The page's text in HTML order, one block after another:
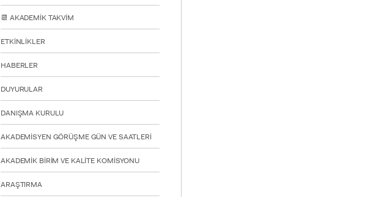
📆 AKADEMİK TAKVİM
ETKİNLİKLER
HABERLER
DUYURULAR
DANIŞMA KURULU
AKADEMİSYEN GÖRÜŞME GÜN VE SAATLERİ
AKADEMİK BİRİM VE KALİTE KOMİSYONU
ARAŞTIRMA